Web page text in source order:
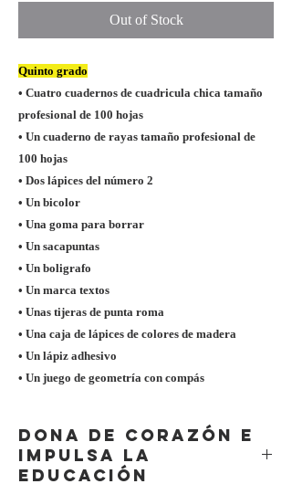
Out of Stock
Quinto grado
• Cuatro cuadernos de cuadricula chica tamaño
profesional de 100 hojas
• Un cuaderno de rayas tamaño profesional de
100 hojas
• Dos lápices del número 2
• Un bicolor
• Una goma para borrar
• Un sacapuntas
• Un boligrafo
• Un marca textos
• Unas tijeras de punta roma
• Una caja de lápices de colores de madera
• Un lápiz adhesivo
• Un juego de geometría con compás
DONA DE CORAZÓN E
IMPULSA LA
EDUCACIÓN